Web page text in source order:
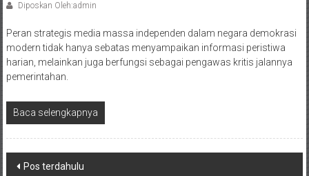
Diposkan Oleh:admin
Peran strategis media massa independen dalam negara demokrasi
modern tidak hanya sebatas menyampaikan informasi peristiwa
harian, melainkan juga berfungsi sebagai pengawas kritis jalannya
pemerintahan.
Baca selengkapnya
Navigasi
Pos terdahulu